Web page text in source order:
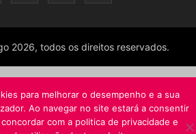
2026, todos os direitos reservados.
para melhorar o desempenho e a sua
Ao navegar no site estará a consentir
com a politica de privacidade e